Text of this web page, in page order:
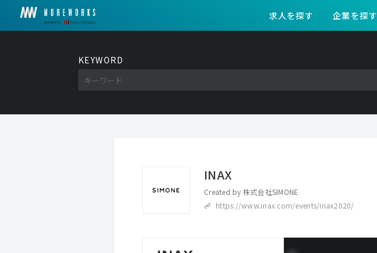
求人を探す 企業を探す
KEYWORD
INAX
Created by 株式会社SIMONE
https://www.inax.com/events/inax2020/